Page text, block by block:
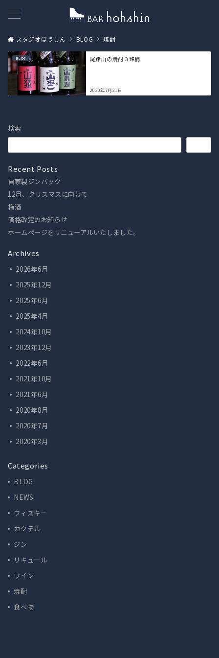
スタジオほうしん BLOG 焼酎
BLOG 尾鈴山の焼酎３銘柄
2020年7月21日
検索
Recent Posts
自家製ジンバック
12月、クリスマスに向けて
梅酒
価格改定のお知らせ
ホームぺージをリニューアルいたしました。
Archives
2026年6月
2025年12月
2025年6月
2025年4月
2024年10月
2023年12月
2022年6月
2021年10月
2021年6月
2020年8月
2020年7月
2020年3月
Categories
BLOG
NEWS
ウィスキー
カクテル
ジン
リキュール
ワイン
焼酎
食べ物